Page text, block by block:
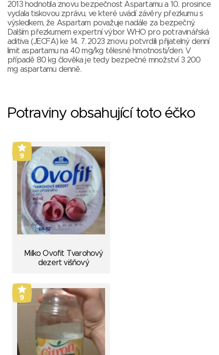
2013 hodnotila znovu bezpečnost Aspartamu a 10. prosince
vydala tiskovou zprávu, ve které uvádí závěry přezkumu s
výsledkem, že Aspartam považuje nadále za bezpečný.
Dalším přezkumem expertní výbor WHO pro potravinářská
aditiva (JECFA) ke 14. 7. 2023 znovu potvrdili přijatelný denní
limit aspartamu na 40 mg/kg tělesné hmotnosti/den. V
případě 80 kg člověka je tedy bezpečné množství 3 200
mg aspartamu denně.
Potraviny obsahující toto éčko
9
Milko Ovofit Tvarohový
dezert višňový
9